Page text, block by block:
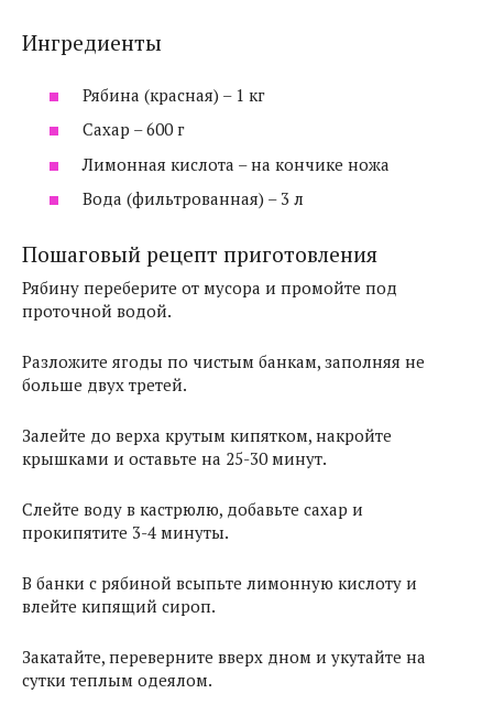
Ингредиенты
Рябина (красная) – 1 кг
Сахар – 600 г
Лимонная кислота – на кончике ножа
Вода (фильтрованная) – 3 л
Пошаговый рецепт приготовления
Рябину переберите от мусора и промойте под
проточной водой.
Разложите ягоды по чистым банкам, заполняя не
больше двух третей.
Залейте до верха крутым кипятком, накройте
крышками и оставьте на 25-30 минут.
Слейте воду в кастрюлю, добавьте сахар и
прокипятите 3-4 минуты.
В банки с рябиной всыпьте лимонную кислоту и
влейте кипящий сироп.
Закатайте, переверните вверх дном и укутайте на
сутки теплым одеялом.